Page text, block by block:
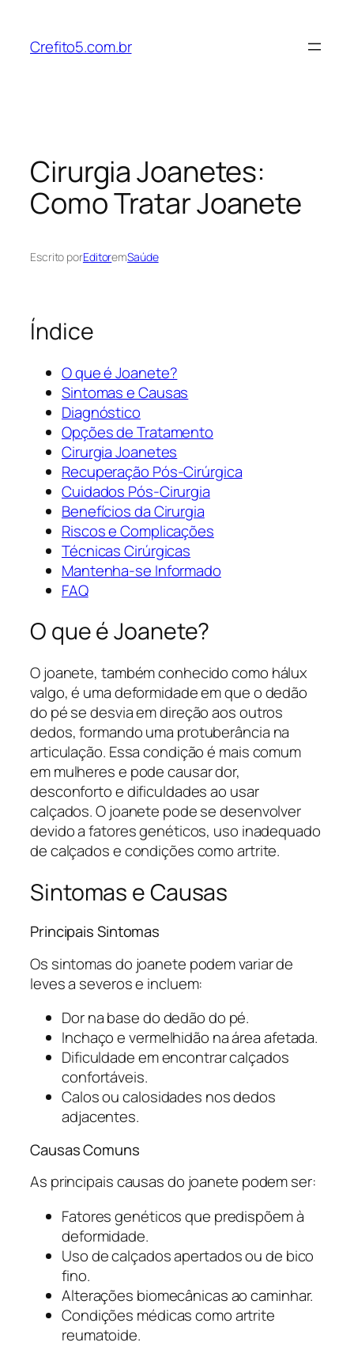
Crefito5.com.br
Cirurgia Joanetes:
Como Tratar Joanete
Escrito porEditoremSaúde
Índice
O que é Joanete?
Sintomas e Causas
Diagnóstico
Opções de Tratamento
Cirurgia Joanetes
Recuperação Pós-Cirúrgica
Cuidados Pós-Cirurgia
Benefícios da Cirurgia
Riscos e Complicações
Técnicas Cirúrgicas
Mantenha-se Informado
FAQ
O que é Joanete?
O joanete, também conhecido como hálux
valgo, é uma deformidade em que o dedão
do pé se desvia em direção aos outros
dedos, formando uma protuberância na
articulação. Essa condição é mais comum
em mulheres e pode causar dor,
desconforto e dificuldades ao usar
calçados. O joanete pode se desenvolver
devido a fatores genéticos, uso inadequado
de calçados e condições como artrite.
Sintomas e Causas
Principais Sintomas
Os sintomas do joanete podem variar de
leves a severos e incluem:
Dor na base do dedão do pé.
Inchaço e vermelhidão na área afetada.
Dificuldade em encontrar calçados
confortáveis.
Calos ou calosidades nos dedos
adjacentes.
Causas Comuns
As principais causas do joanete podem ser:
Fatores genéticos que predispõem à
deformidade.
Uso de calçados apertados ou de bico
fino.
Alterações biomecânicas ao caminhar.
Condições médicas como artrite
reumatoide.